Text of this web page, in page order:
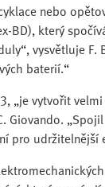
nebo
BD), který
vysvětluje F.
baterií.“
„je vytvořit
Giovando.
pro udržitelnější